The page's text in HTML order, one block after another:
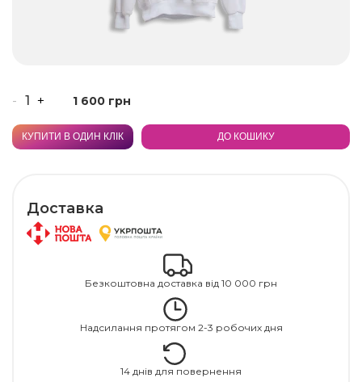
- + 1 600 грн
КУПИТИ В ОДИН КЛІК ДО КОШИКУ
Доставка
Безкоштовна доставка від 10 000 грн
Надсилання протягом 2-3 робочих дня
14 днів для повернення